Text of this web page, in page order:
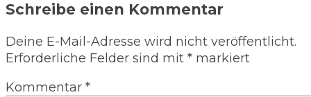
Schreibe einen Kommentar
Deine E-Mail-Adresse wird nicht veröffentlicht.
Erforderliche Felder sind mit * markiert
Kommentar *